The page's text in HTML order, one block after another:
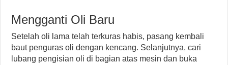
Mengganti Oli Baru
Setelah oli lama telah terkuras habis, pasang kembali
baut penguras oli dengan kencang. Selanjutnya, cari
lubang pengisian oli di bagian atas mesin dan buka